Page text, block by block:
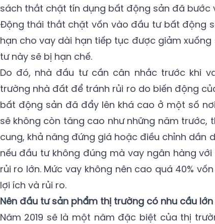
sách thắt chặt tín dụng bất động sản đã bước
Động thái thắt chặt vốn vào đầu tư bất động
hạn cho vay dài hạn tiếp tục được giảm
tư này sẽ bị hạn chế.
Do đó, nhà đầu tư cần cân nhắc trước khi
trường nhà đất để tránh rủi ro do biến động
bất động sản đã đẩy lên khá cao ở một số
sẽ không còn tăng cao như những năm trước,
cung, khả năng đứng giá hoặc điều chỉnh dần
nếu đầu tư không đúng mà vay ngân hàng
rủi ro lớn. Mức vay không nên cao quá 40%
lợi ích và rủi ro.
Nên đầu tư sản phẩm thị trường có nhu cầu lớn
Năm 2019 sẽ là một năm đặc biệt của thị